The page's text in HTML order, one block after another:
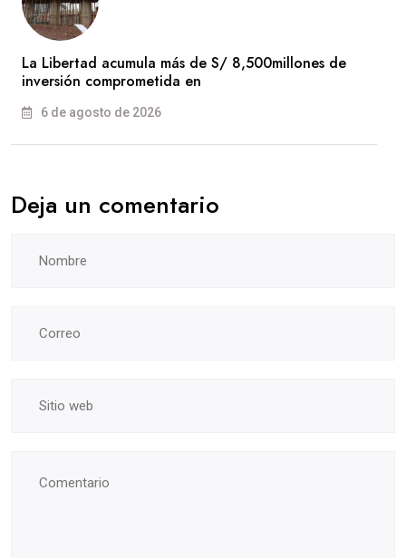
La Libertad acumula más de S/ 8,500millones de
inversión comprometida en
6 de agosto de 2026
Deja un comentario